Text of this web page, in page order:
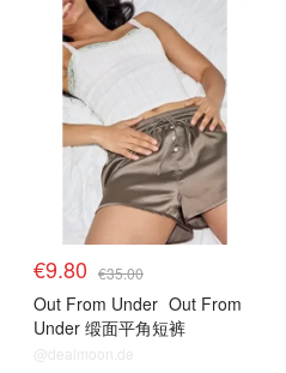
€9.80 €35.00
Out From Under Out From
Under 缎面平角短裤
@dealmoon.de